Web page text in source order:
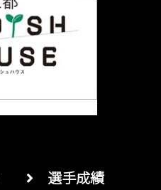
選手成績